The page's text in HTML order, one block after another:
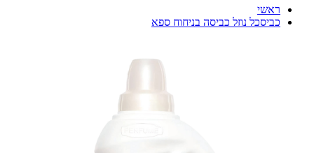
ראשי
כביסכל נוזל כביסה בניחוח ספא